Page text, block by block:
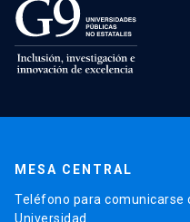
MESA CENTRAL
Teléfono para comunicarse
Universidad.